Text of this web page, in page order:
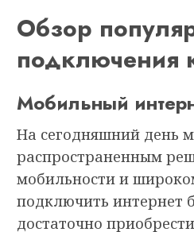
Обзор
подключения
Мобильный
На сегодняшний день
распространенным
мобильности и
подключить интернет
достаточно